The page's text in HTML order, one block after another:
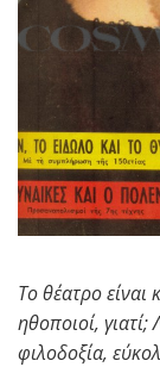
Το θέατρο είναι
ηθοποιοί, γιατί;
φιλοδοξία,